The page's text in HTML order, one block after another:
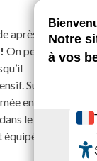
après le
! On peut
Sur
en une
le foie
de